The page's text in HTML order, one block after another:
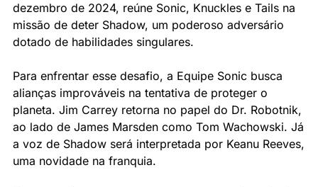
dezembro de 2024, reúne Sonic, Knuckles e Tails na
missão de deter Shadow, um poderoso adversário
dotado de habilidades singulares.
Para enfrentar esse desafio, a Equipe Sonic busca
alianças improváveis na tentativa de proteger o
planeta. Jim Carrey retorna no papel do Dr. Robotnik,
ao lado de James Marsden como Tom Wachowski. Já
a voz de Shadow será interpretada por Keanu Reeves,
uma novidade na franquia.